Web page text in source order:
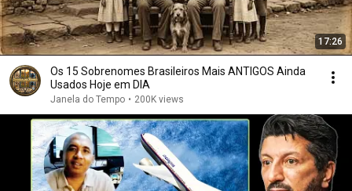
17:26
Os 15 Sobrenomes Brasileiros Mais ANTIGOS Ainda
Usados Hoje em DIA
Janela do Tempo • 200K views